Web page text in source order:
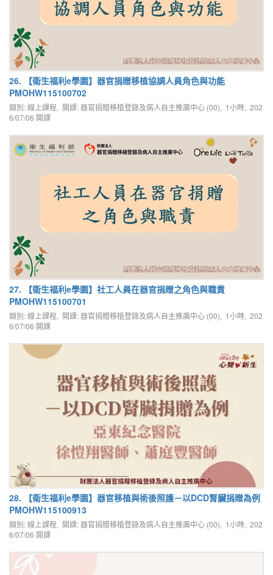
26. 【衛生福利e學園】器官捐贈移植協調人員角色與功能
PMOHW115100702
類別: 線上課程, 開課: 器官捐贈移植登錄及病人自主推廣中心 (00), 1小時, 202
6/07/06 開課
27. 【衛生福利e學園】社工人員在器官捐贈之角色與職責
PMOHW115100701
類別: 線上課程, 開課: 器官捐贈移植登錄及病人自主推廣中心 (00), 1小時, 202
6/07/06 開課
28. 【衛生福利e學園】器官移植與術後照護－以DCD腎臟捐贈為例
PMOHW115100913
類別: 線上課程, 開課: 器官捐贈移植登錄及病人自主推廣中心 (00), 1小時, 202
6/07/06 開課